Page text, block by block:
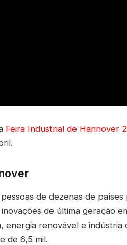
Feira Industrial de Hannover
de dezenas de
de última geração
energia renovável e indústria
de 6,5 mil.